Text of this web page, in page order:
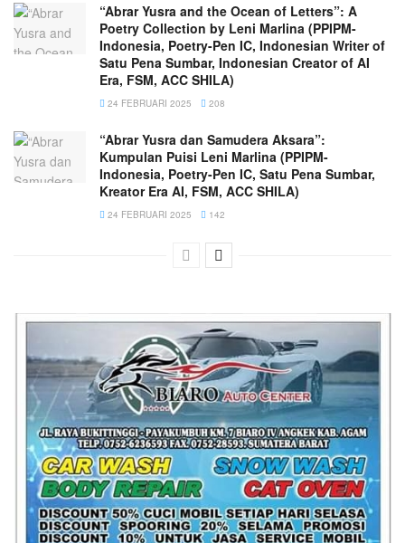
“Abrar Yusra and the Ocean of Letters”: A
Poetry Collection by Leni Marlina (PPIPM-
Indonesia, Poetry-Pen IC, Indonesian Writer of
Satu Pena Sumbar, Indonesian Creator of AI
Era, FSM, ACC SHILA)
24 FEBRUARI 2025 208
“Abrar Yusra dan Samudera Aksara”:
Kumpulan Puisi Leni Marlina (PPIPM-
Indonesia, Poetry-Pen IC, Satu Pena Sumbar,
Kreator Era AI, FSM, ACC SHILA)
24 FEBRUARI 2025 142